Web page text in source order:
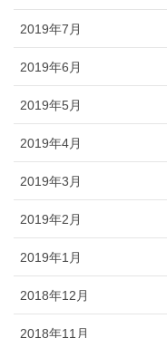
2019年7月
2019年6月
2019年5月
2019年4月
2019年3月
2019年2月
2019年1月
2018年12月
2018年11月